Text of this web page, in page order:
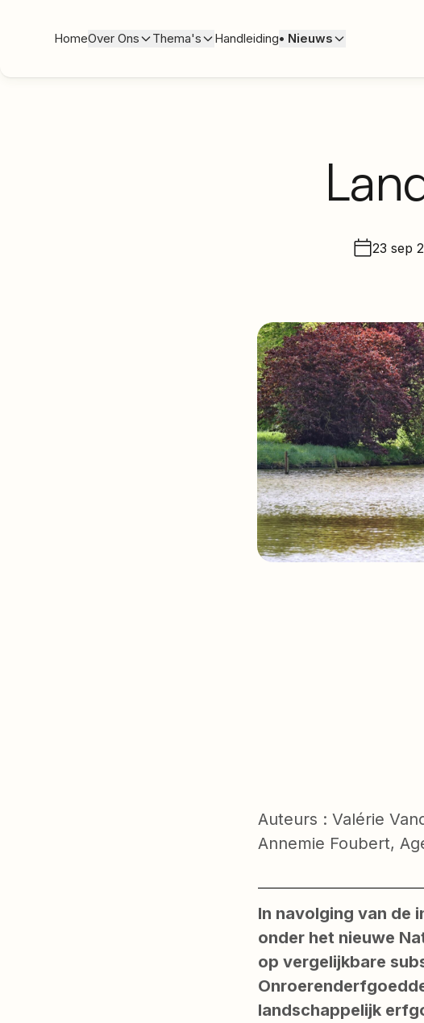
HomeOver Ons Thema's Handleiding• Nieuws
23 sep
Auteurs : Valérie
Annemie Foubert,
In navolging van de
onder het nieuwe
op vergelijkbare
landschappelijk